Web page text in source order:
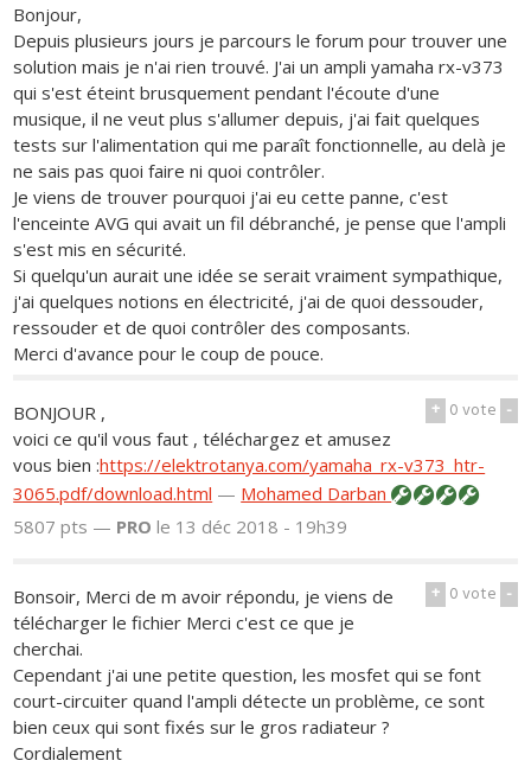
Bonjour,
Depuis plusieurs jours je parcours le forum pour trouver une
solution mais je n'ai rien trouvé. J'ai un ampli yamaha rx-v373
qui s'est éteint brusquement pendant l'écoute d'une
musique, il ne veut plus s'allumer depuis, j'ai fait quelques
tests sur l'alimentation qui me paraît fonctionnelle, au delà je
ne sais pas quoi faire ni quoi contrôler.
Je viens de trouver pourquoi j'ai eu cette panne, c'est
l'enceinte AVG qui avait un fil débranché, je pense que l'ampli
s'est mis en sécurité.
Si quelqu'un aurait une idée se serait vraiment sympathique,
j'ai quelques notions en électricité, j'ai de quoi dessouder,
ressouder et de quoi contrôler des composants.
Merci d'avance pour le coup de pouce.
+ 0vote -
BONJOUR ,
voici ce qu'il vous faut , téléchargez et amusez
vous bien :https://elektrotanya.com/yamaha_rx-v373_htr-
3065.pdf/download.html — Mohamed Darban
5807 pts — PRO le 13 déc 2018 - 19h39
+ 0vote -
Bonsoir, Merci de m avoir répondu, je viens de
télécharger le fichier Merci c'est ce que je
cherchai.
Cependant j'ai une petite question, les mosfet qui se font
court-circuiter quand l'ampli détecte un problème, ce sont
bien ceux qui sont fixés sur le gros radiateur ?
Cordialement